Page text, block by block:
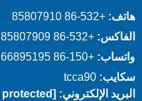
هاتف: +86-532 85807910
الفاكس: +86-532 85807909
واتساب: +86-150 66895195
سكايب: tcca90
البريد الإلكتروني: [email protected]